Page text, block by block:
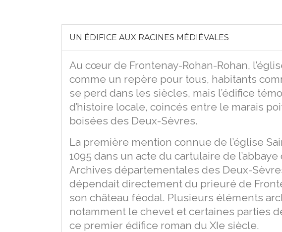
UN ÉDIFICE AUX RACINES MÉDIÉVALES
Au cœur de Frontenay-Rohan-Rohan,
comme un repère pour tous, habitants
se perd dans les siècles, mais l’édifice
d’histoire locale, coincés entre le marais
boisées des Deux-Sèvres.
La première mention connue de l’église
1095 dans un acte du cartulaire de
Archives départementales des Deux-
dépendait directement du prieuré de
son château féodal. Plusieurs éléments
notamment le chevet et certaines parties
ce premier édifice roman du XIe siècle.